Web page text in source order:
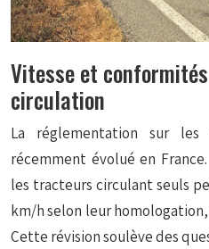
Vitesse et
circulation
La réglementation sur
récemment évolué en
les tracteurs circulant seuls
km/h selon leur
Cette révision soulève des